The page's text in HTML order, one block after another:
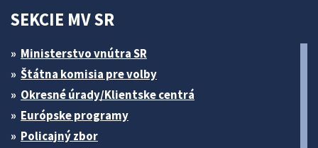
SEKCIE MV SR
Ministerstvo vnútra SR
Štátna komisia pre volby
Okresné úrady/Klientske centrá
Európske programy
Policajný zbor